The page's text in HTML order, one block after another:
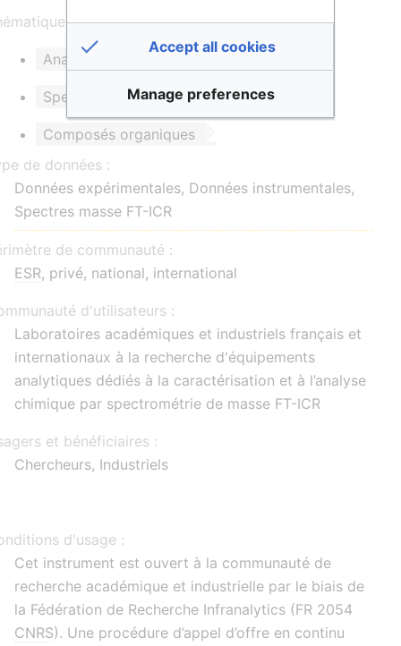
et/ou mots clés :
Analyse chimique
Spectrométrie de masse FT-ICR
Composés organiques
de données :
Données expérimentales, Données instrumentales,
Spectres masse FT-ICR
de communauté :
ESR, privé, national, international
d'utilisateurs :
Laboratoires académiques et industriels français et
internationaux à la recherche d'équipements
analytiques dédiés à la caractérisation et à l’analyse
chimique par spectrométrie de masse FT-ICR
et bénéficiaires :
Chercheurs, Industriels
d'usage :
Cet instrument est ouvert à la communauté de
recherche académique et industrielle par le biais de
la Fédération de Recherche Infranalytics (FR 2054
CNRS). Une procédure d’appel d’offre en continu
Accept all cookies
Manage preferences